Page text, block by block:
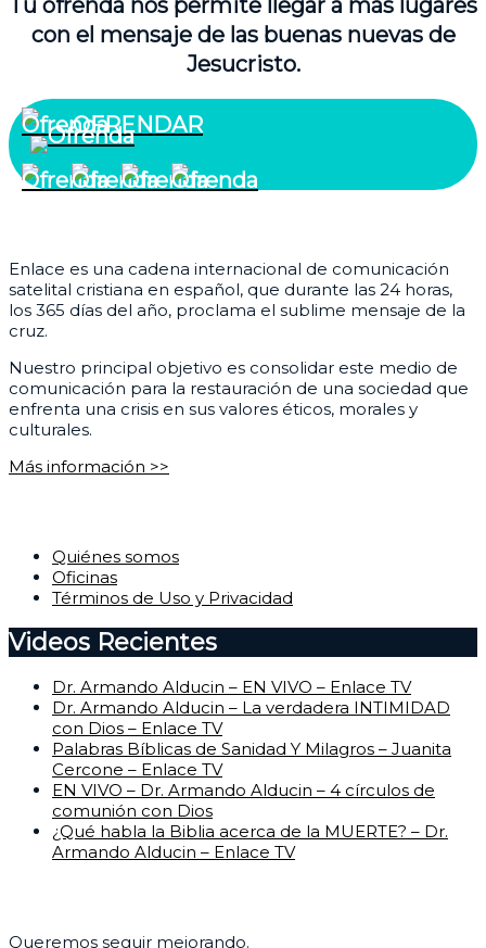
Tu ofrenda nos permite llegar a más lugares
con el mensaje de las buenas nuevas de
Jesucristo.
OFRENDAR
Enlace es una cadena internacional de comunicación
satelital cristiana en español, que durante las 24 horas,
los 365 días del año, proclama el sublime mensaje de la
cruz.
Nuestro principal objetivo es consolidar este medio de
comunicación para la restauración de una sociedad que
enfrenta una crisis en sus valores éticos, morales y
culturales.
Más información >>
Quiénes somos
Oficinas
Términos de Uso y Privacidad
Videos Recientes
Dr. Armando Alducin – EN VIVO – Enlace TV
Dr. Armando Alducin – La verdadera INTIMIDAD
con Dios – Enlace TV
Palabras Bíblicas de Sanidad Y Milagros – Juanita
Cercone – Enlace TV
EN VIVO – Dr. Armando Alducin – 4 círculos de
comunión con Dios
¿Qué habla la Biblia acerca de la MUERTE? – Dr.
Armando Alducin – Enlace TV
Queremos seguir mejorando.